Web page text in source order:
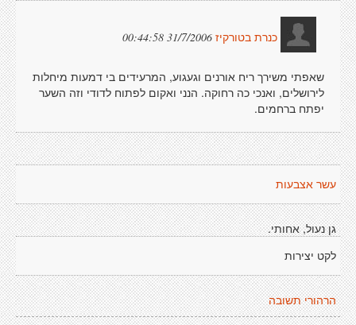
כנרת בטורקיז 31/7/2006 00:44:58
שאפתי משירך ריח אורנים וגעגוע, המרעידים בי דמעות מיחלות
לירושלים, ואנכי כה רחוקה. הנני ואקום לפתוח לדודי וזה השער
יפתח ברחמים.
עשר אצבעות
גן נעול, אחותי.
לקט יצירות
הרהורי תשובה